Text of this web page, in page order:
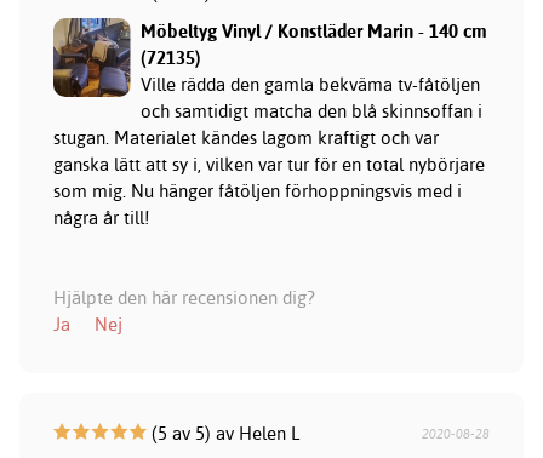
Möbeltyg Vinyl / Konstläder Marin - 140 cm
(72135)
Ville rädda den gamla bekväma tv-fåtöljen
och samtidigt matcha den blå skinnsoffan i
stugan. Materialet kändes lagom kraftigt och var
ganska lätt att sy i, vilken var tur för en total nybörjare
som mig. Nu hänger fåtöljen förhoppningsvis med i
några år till!
Hjälpte den här recensionen dig?
Ja
Nej
(5 av 5) av Helen L 2020-08-28